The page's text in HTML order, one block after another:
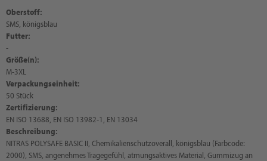
Oberstoff:
SMS, königsblau
Futter:
-
Größe(n):
M-3XL
Verpackungseinheit:
50 Stück
Zertifizierung:
EN ISO 13688, EN ISO 13982-1, EN 13034
Beschreibung:
NITRAS POLYSAFE BASIC II, Chemikalienschutzoverall, königsblau (Farbcode:
2000), SMS, angenehmes Tragegefühl, atmungsaktives Material, Gummizug an